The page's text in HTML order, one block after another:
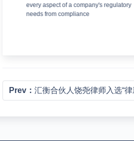
every aspect of a company's regulatory
needs from compliance
Prev： 汇衡合伙人饶尧律师入选“律新社2025年